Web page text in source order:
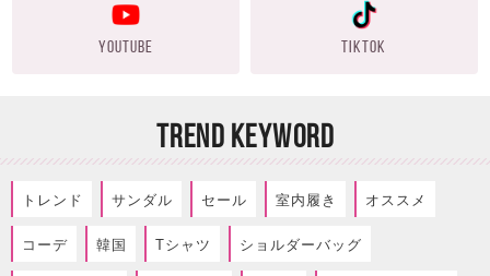
YOUTUBE TIKTOK
TREND KEYWORD
トレンド サンダル セール 室内履き オススメ
コーデ 韓国 Tシャツ ショルダーバッグ